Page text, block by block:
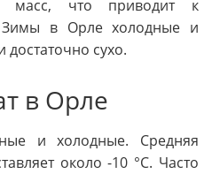
масс, что приводит к
Зимы в Орле холодные и
сухо.
в Орле
и холодные. Средняя
около -10 °C. Часто